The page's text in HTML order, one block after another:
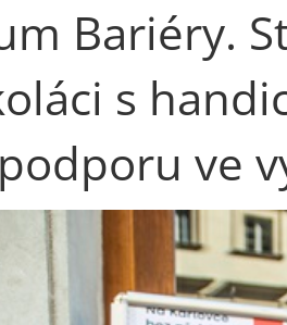
Bariéry.
s
ve